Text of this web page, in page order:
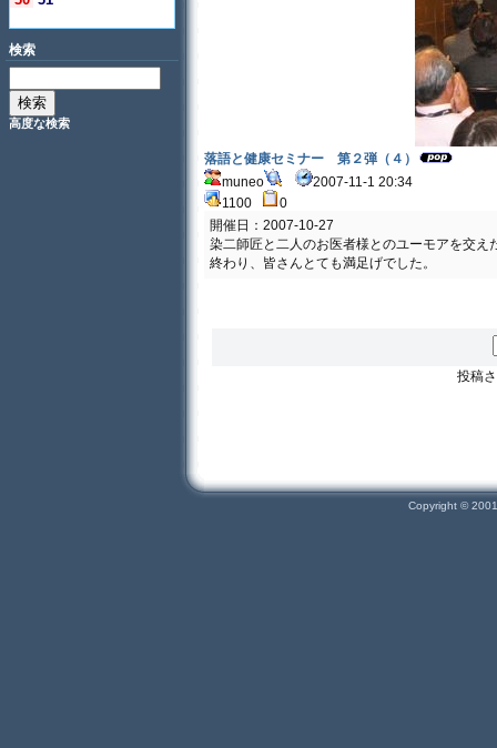
検索
高度な検索
落語と健康セミナー 第２弾（４）
muneo
2007-11-1 20:34
1100
0
開催日：2007-10-27
染二師匠と二人のお医者様とのユーモアを交え
終わり、皆さんとても満足げでした。
投稿
Copyright ©